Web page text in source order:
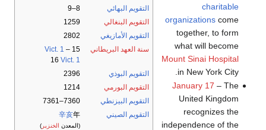
التقويم البهائي
8–9
التقويم البنغالي
1259
التقويم الأمازيغي
2802
سنة العهد البريطاني
15
Vict. 1 –
16 Vict. 1
التقويم البوذي
2396
التقويم البورمي
1214
التقويم البيزنطي
7360–7361
التقويم الصيني
辛亥年
(المعدن الخنزير )
charitable
organizationscome
together, to form
what will become
Mount Sinai Hospital
in New York City.
January 17 – The
United Kingdom
recognizes the
independence of the